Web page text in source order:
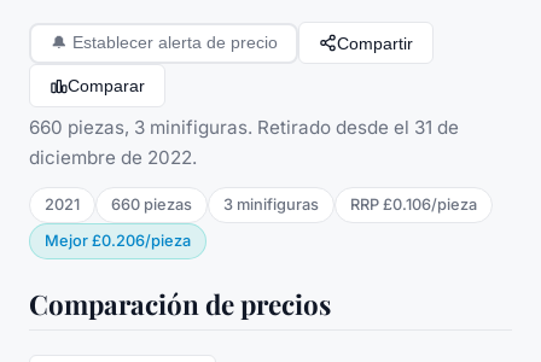
🔔 Establecer alerta de precio Compartir
Comparar
660 piezas, 3 minifiguras. Retirado desde el 31 de
diciembre de 2022.
2021 660 piezas 3 minifiguras RRP £0.106/pieza
Mejor £0.206/pieza
Comparación de precios